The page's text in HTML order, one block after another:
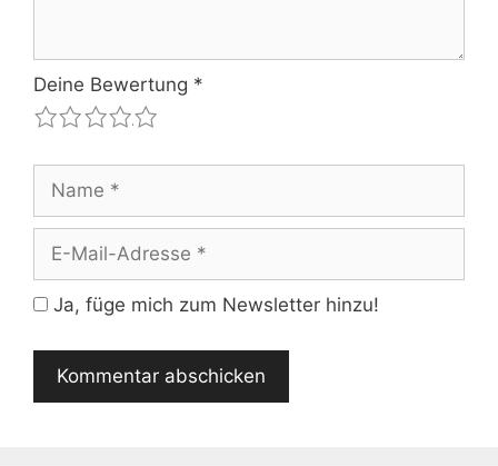
Deine Bewertung *
4
3
2
1
Mail-
Adresse
Ja, füge mich zum Newsletter hinzu!